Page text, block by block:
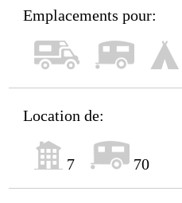
Emplacements pour:
Location de:
7 70